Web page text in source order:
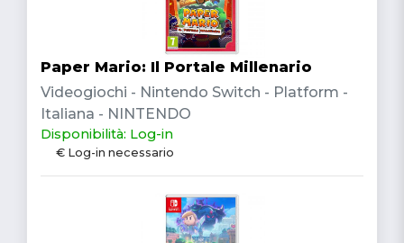
Paper Mario: Il Portale Millenario
Videogiochi - Nintendo Switch - Platform -
Italiana - NINTENDO
Disponibilità: Log-in
€ Log-in necessario